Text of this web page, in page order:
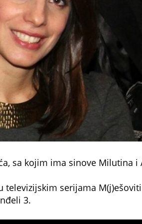
sa kojim ima sinove Milutina i
televizijskim serijama
3.